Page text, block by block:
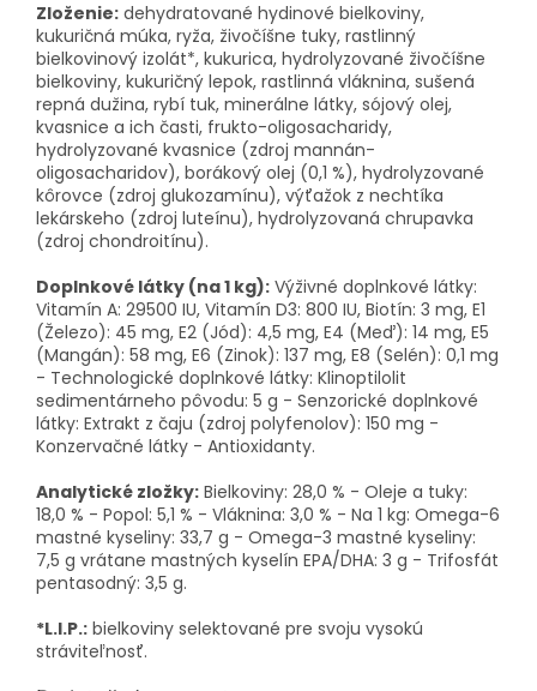
Zloženie: dehydratované hydinové bielkoviny,
kukuričná múka, ryža, živočíšne tuky, rastlinný
bielkovinový izolát*, kukurica, hydrolyzované živočíšne
bielkoviny, kukuričný lepok, rastlinná vláknina, sušená
repná dužina, rybí tuk, minerálne látky, sójový olej,
kvasnice a ich časti, frukto-oligosacharidy,
hydrolyzované kvasnice (zdroj mannán-
oligosacharidov), borákový olej (0,1 %), hydrolyzované
kôrovce (zdroj glukozamínu), výťažok z nechtíka
lekárskeho (zdroj luteínu), hydrolyzovaná chrupavka
(zdroj chondroitínu).
Doplnkové látky (na 1 kg): Výživné doplnkové látky:
Vitamín A: 29500 IU, Vitamín D3: 800 IU, Biotín: 3 mg, E1
(Železo): 45 mg, E2 (Jód): 4,5 mg, E4 (Meď): 14 mg, E5
(Mangán): 58 mg, E6 (Zinok): 137 mg, E8 (Selén): 0,1 mg
- Technologické doplnkové látky: Klinoptilolit
sedimentárneho pôvodu: 5 g - Senzorické doplnkové
látky: Extrakt z čaju (zdroj polyfenolov): 150 mg -
Konzervačné látky - Antioxidanty.
Analytické zložky: Bielkoviny: 28,0 % - Oleje a tuky:
18,0 % - Popol: 5,1 % - Vláknina: 3,0 % - Na 1 kg: Omega-6
mastné kyseliny: 33,7 g - Omega-3 mastné kyseliny:
7,5 g vrátane mastných kyselín EPA/DHA: 3 g - Trifosfát
pentasodný: 3,5 g.
*L.I.P.: bielkoviny selektované pre svoju vysokú
stráviteľnosť.